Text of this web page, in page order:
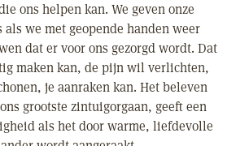
ons helpen kan. We geven onze
we met geopende handen weer
dat er voor ons gezorgd wordt. Dat
maken kan, de pijn wil verlichten,
je aanraken kan. Het beleven
grootste zintuigorgaan, geeft een
als het door warme, liefdevolle